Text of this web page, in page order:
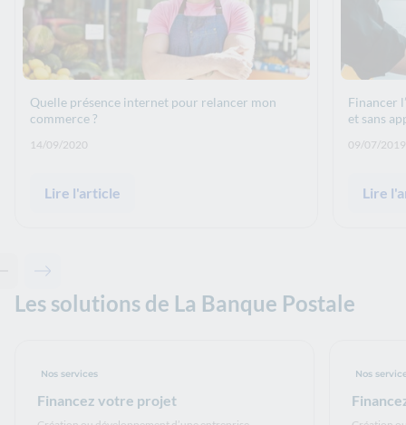
Quelle présence internet pour relancer mon
commerce ?
Date de publication: :
14/09/2020
Lire l'article
Financer
et sans
Date de
09/07/2019
Lire
Contenu précédent - Articles associés
Contenu suivant - Articles associés
Les solutions de La Banque Postale
Financez votre projet
Nos services Nos